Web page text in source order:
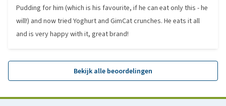
Pudding for him (which is his favourite, if he can eat only this - he
will!) and now tried Yoghurt and GimCat crunches. He eats it all
and is very happy with it, great brand!
Bekijk alle beoordelingen